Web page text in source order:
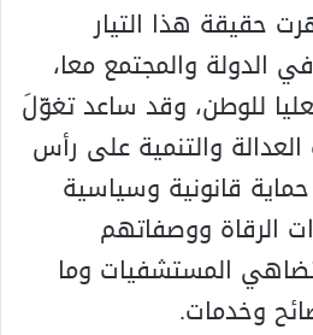
حقيقة هذا التيار
الدولة والمجتمع معا،
للوطن، وقد ساعد تغوّلَ
والتنمية على رأس
قانونية وسياسية
الرقاة ووصفاتهم
المستشفيات وما
وخدمات.